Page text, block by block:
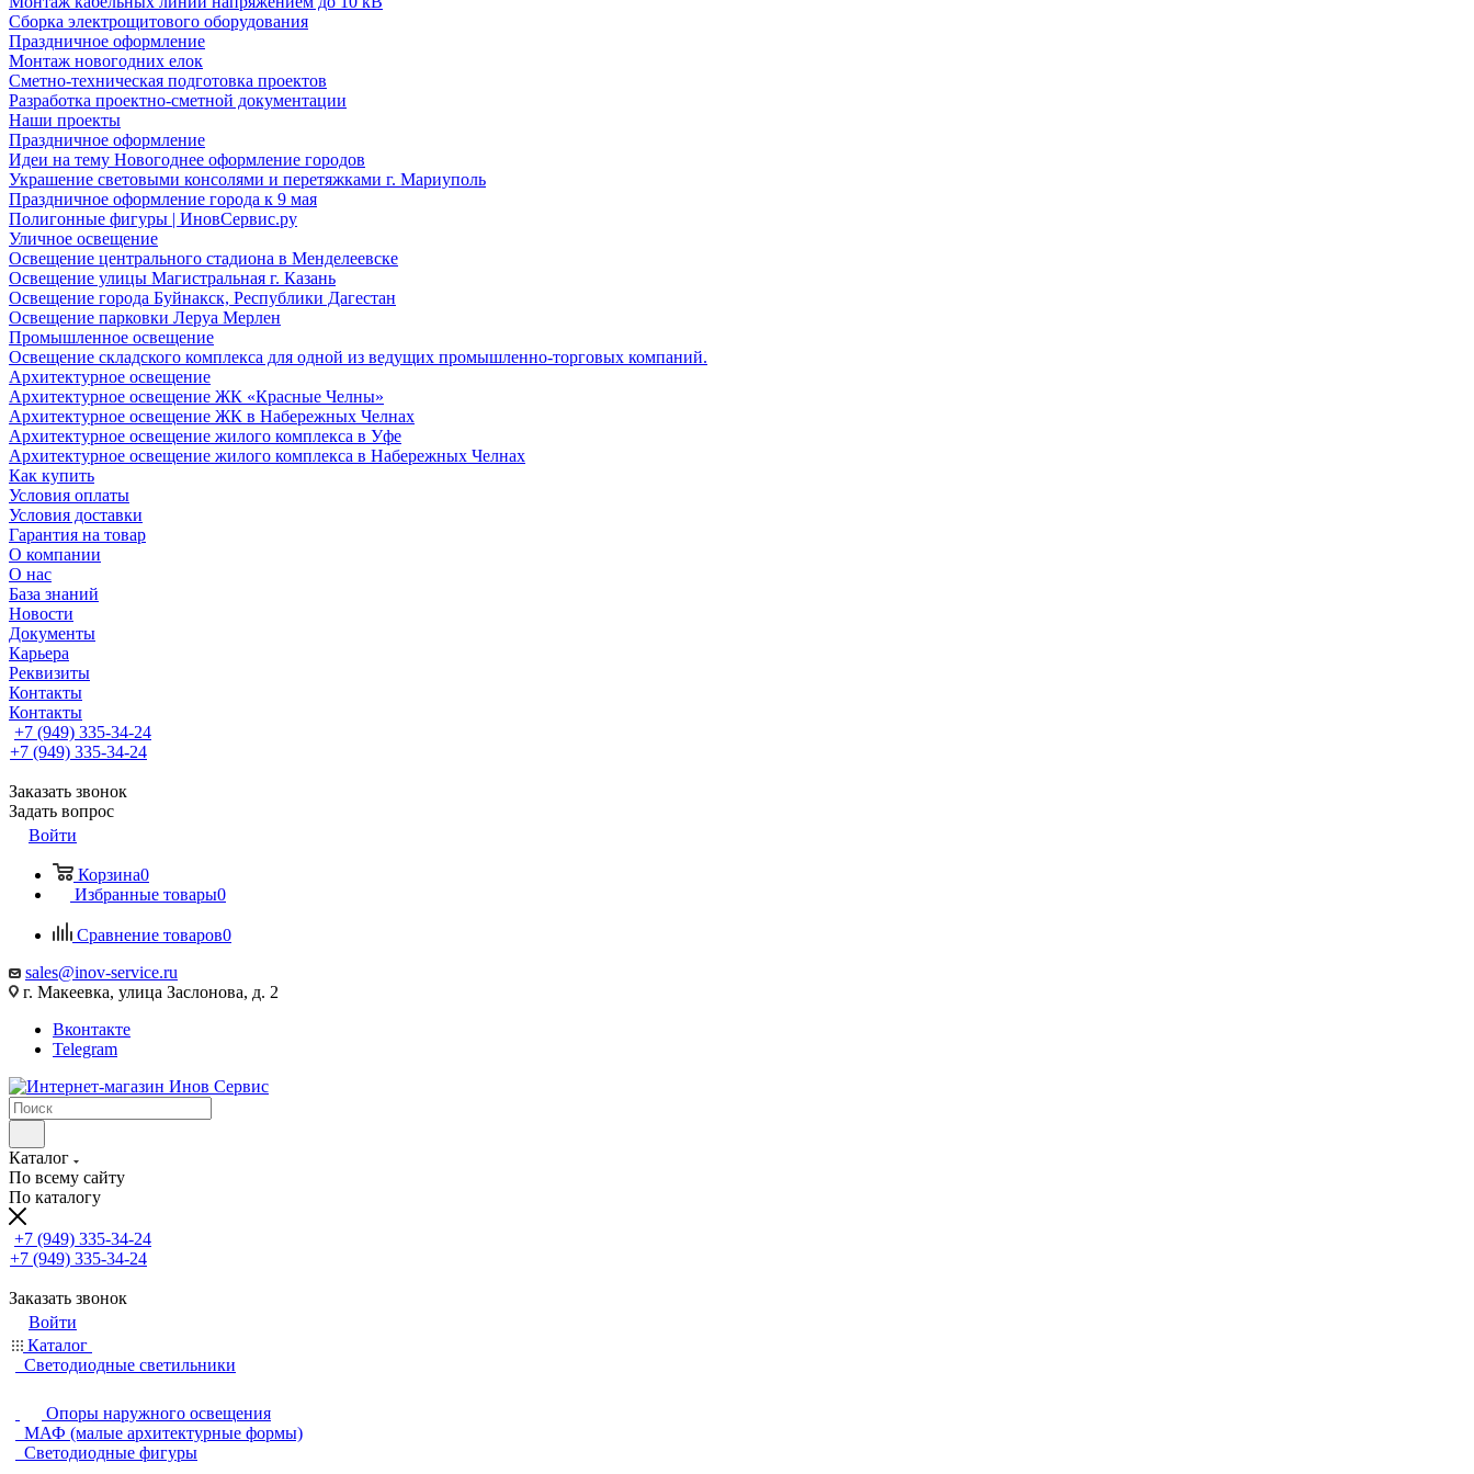
Сборка электрощитового оборудования
Праздничное оформление
Монтаж новогодних елок
Сметно-техническая подготовка проектов
Разработка проектно-сметной документации
Наши проекты
Праздничное оформление
Идеи на тему Новогоднее оформление городов
Украшение световыми консолями и перетяжками г. Мариуполь
Праздничное оформление города к 9 мая
Полигонные фигуры | ИновСервис.ру
Уличное освещение
Освещение центрального стадиона в Менделеевске
Освещение улицы Магистральная г. Казань
Освещение города Буйнакск, Республики Дагестан
Освещение парковки Леруа Мерлен
Промышленное освещение
Освещение складского комплекса для одной из ведущих промышленно-торговых компаний.
Архитектурное освещение
Архитектурное освещение ЖК «Красные Челны»
Архитектурное освещение ЖК в Набережных Челнах
Архитектурное освещение жилого комплекса в Уфе
Архитектурное освещение жилого комплекса в Набережных Челнах
Как купить
Условия оплаты
Условия доставки
Гарантия на товар
О компании
О нас
База знаний
Новости
Документы
Карьера
Реквизиты
Контакты
Контакты
+7 (949) 335-34-24
+7 (949) 335-34-24
Заказать звонок
Задать вопрос
Войти
Корзина0
Избранные товары0
Сравнение товаров0
sales@inov-service.ru
г. Макеевка, улица Заслонова, д. 2
Вконтакте
Telegram
Каталог
По всему сайту
По каталогу
+7 (949) 335-34-24
+7 (949) 335-34-24
Заказать звонок
Войти
Каталог
Светодиодные светильники
Опоры наружного освещения
МАФ (малые архитектурные формы)
Светодиодные фигуры